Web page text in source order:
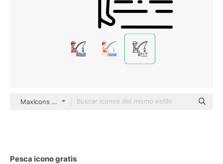
MaxIcons Outline
Pesca icono gratis